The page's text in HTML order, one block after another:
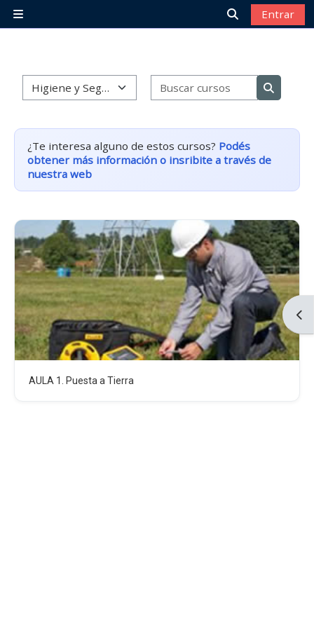
Salta al contenido principal
Panel lateral
Selector de
Entrar
Categorías
Buscar
Buscar
¿Te interesa alguno de estos cursos? Podés
obtener más información o insribite a través de
nuestra web
AULA 1. Puesta a Tierra